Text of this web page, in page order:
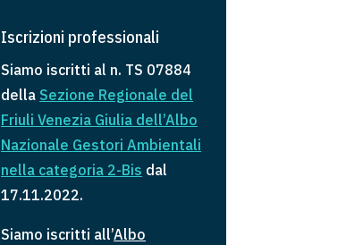
Iscrizioni professionali
Siamo iscritti al n. TS 07884
della Sezione Regionale del
Friuli Venezia Giulia dell’Albo
Nazionale Gestori Ambientali
nella categoria 2-Bis dal
17.11.2022.
Siamo iscritti all’Albo